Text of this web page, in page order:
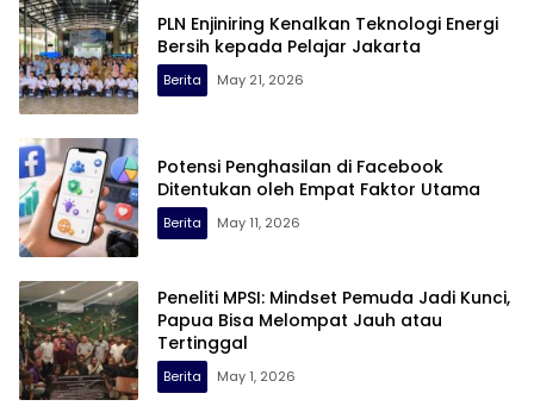
PLN Enjiniring Kenalkan Teknologi Energi
Bersih kepada Pelajar Jakarta
Berita May 21, 2026
Potensi Penghasilan di Facebook
Ditentukan oleh Empat Faktor Utama
Berita May 11, 2026
Peneliti MPSI: Mindset Pemuda Jadi Kunci,
Papua Bisa Melompat Jauh atau
Tertinggal
Berita May 1, 2026